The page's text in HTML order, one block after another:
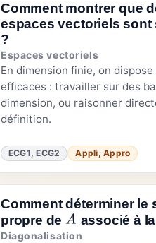
Comment montrer que
espaces vectoriels sont
?
Espaces vectoriels
En dimension finie, on
efficaces : travailler sur des
dimension, ou raisonner
définition.
ECG1, ECG2 Appli, Appro
Comment déterminer le
propre deA associé à
Diagonalisation